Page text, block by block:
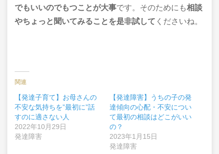
でもいいのでもつことが大事です。そのためにも相談
やちょっと聞いてみることを是非試して くださいね。
関連
【発達子育て】お母さんの
不安な気持ちを”最初に”話
すのに適さない人
2022年10月29日
発達障害
【発達障害】うちの子の発
達傾向の心配・不安につい
て最初の相談はどこがいい
の？
2023年1月15日
発達障害